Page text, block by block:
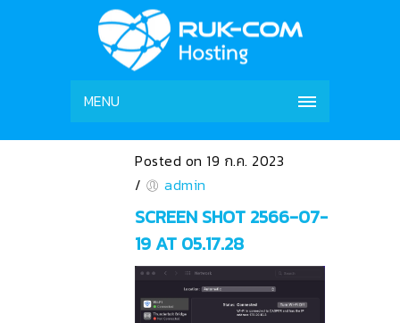
MENU
Posted on 19 ก.ค. 2023
/
admin
SCREEN SHOT 2566-07-
19 AT 05.17.28